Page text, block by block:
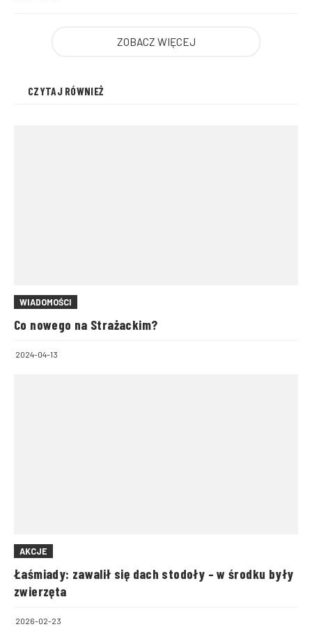
ZOBACZ WIĘCEJ
CZYTAJ RÓWNIEŻ
WIADOMOŚCI
Co nowego na Strażackim?
2024-04-13
AKCJE
Łaśmiady: zawalił się dach stodoły – w środku były
zwierzęta
2026-02-23